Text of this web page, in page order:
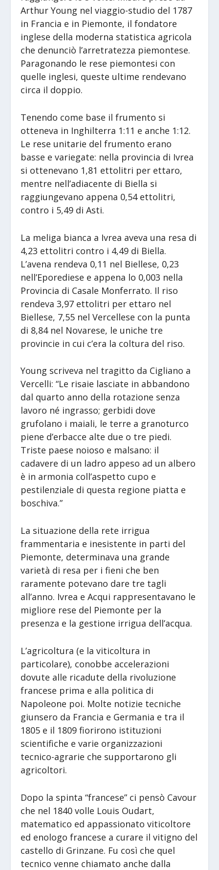
Arthur Young nel viaggio-studio del 1787
in Francia e in Piemonte, il fondatore
inglese della moderna statistica agricola
che denunciò l’arretratezza piemontese.
Paragonando le rese piemontesi con
quelle inglesi, queste ultime rendevano
circa il doppio.
Tenendo come base il frumento si
otteneva in Inghilterra 1:11 e anche 1:12.
Le rese unitarie del frumento erano
basse e variegate: nella provincia di Ivrea
si ottenevano 1,81 ettolitri per ettaro,
mentre nell’adiacente di Biella si
raggiungevano appena 0,54 ettolitri,
contro i 5,49 di Asti.
La meliga bianca a Ivrea aveva una resa di
4,23 ettolitri contro i 4,49 di Biella.
L’avena rendeva 0,11 nel Biellese, 0,23
nell’Eporediese e appena lo 0,003 nella
Provincia di Casale Monferrato. Il riso
rendeva 3,97 ettolitri per ettaro nel
Biellese, 7,55 nel Vercellese con la punta
di 8,84 nel Novarese, le uniche tre
provincie in cui c’era la coltura del riso.
Young scriveva nel tragitto da Cigliano a
Vercelli: “Le risaie lasciate in abbandono
dal quarto anno della rotazione senza
lavoro né ingrasso; gerbidi dove
grufolano i maiali, le terre a granoturco
piene d’erbacce alte due o tre piedi.
Triste paese noioso e malsano: il
cadavere di un ladro appeso ad un albero
è in armonia coll’aspetto cupo e
pestilenziale di questa regione piatta e
boschiva.”
La situazione della rete irrigua
frammentaria e inesistente in parti del
Piemonte, determinava una grande
varietà di resa per i fieni che ben
raramente potevano dare tre tagli
all’anno. Ivrea e Acqui rappresentavano le
migliore rese del Piemonte per la
presenza e la gestione irrigua dell’acqua.
L’agricoltura (e la viticoltura in
particolare), conobbe accelerazioni
dovute alle ricadute della rivoluzione
francese prima e alla politica di
Napoleone poi. Molte notizie tecniche
giunsero da Francia e Germania e tra il
1805 e il 1809 fiorirono istituzioni
scientifiche e varie organizzazioni
tecnico-agrarie che supportarono gli
agricoltori.
Dopo la spinta “francese” ci pensò Cavour
che nel 1840 volle Louis Oudart,
matematico ed appassionato viticoltore
ed enologo francese a curare il vitigno del
castello di Grinzane. Fu così che quel
tecnico venne chiamato anche dalla